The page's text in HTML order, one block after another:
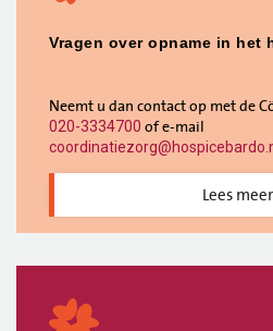
Vragen over opname in het
Neemt u dan contact op met de
020-3334700 of e-mail
Lees meer